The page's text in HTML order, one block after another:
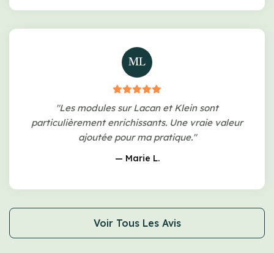
ML
"Les modules sur Lacan et Klein sont
particulièrement enrichissants. Une vraie valeur
ajoutée pour ma pratique."
— Marie L.
Voir Tous Les Avis